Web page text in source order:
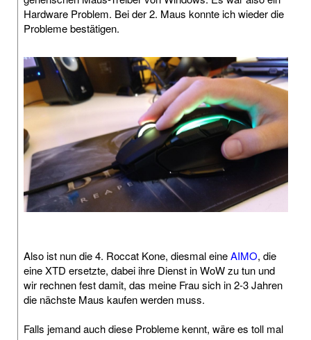
Hardware Problem. Bei der 2. Maus konnte ich wieder die
Probleme bestätigen.
Also ist nun die 4. Roccat Kone, diesmal eineAIMO, die
eine XTD ersetzte, dabei ihre Dienst in WoW zu tun und
wir rechnen fest damit, das meine Frau sich in 2-3 Jahren
die nächste Maus kaufen werden muss.
Falls jemand auch diese Probleme kennt, wäre es toll mal